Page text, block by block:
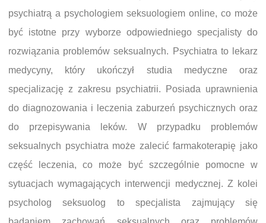
psychiatrą a psychologiem seksuologiem online, co może
być istotne przy wyborze odpowiedniego specjalisty do
rozwiązania problemów seksualnych. Psychiatra to lekarz
medycyny, który ukończył studia medyczne oraz
specjalizację z zakresu psychiatrii. Posiada uprawnienia
do diagnozowania i leczenia zaburzeń psychicznych oraz
do przepisywania leków. W przypadku problemów
seksualnych psychiatra może zalecić farmakoterapię jako
część leczenia, co może być szczególnie pomocne w
sytuacjach wymagających interwencji medycznej. Z kolei
psycholog seksuolog to specjalista zajmujący się